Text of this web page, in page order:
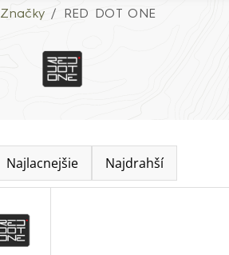
Značky RED DOT ONE
Najlacnejšie Najdrahší